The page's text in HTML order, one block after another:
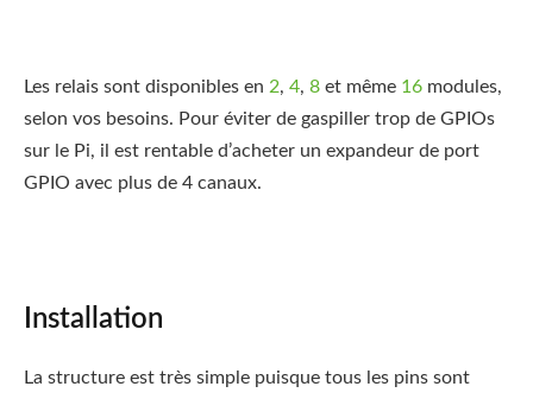
Les relais sont disponibles en 2, 4, 8 et même 16 modules,
selon vos besoins. Pour éviter de gaspiller trop de GPIOs
sur le Pi, il est rentable d’acheter un expandeur de port
GPIO avec plus de 4 canaux.
Installation
La structure est très simple puisque tous les pins sont